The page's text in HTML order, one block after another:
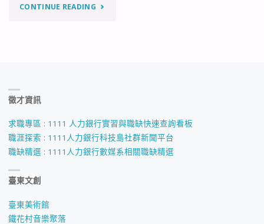
CONTINUE READING"【徵
大
使
徵才資訊
求職專區 : 1111 人力銀行實習與職缺快速查詢看板
職涯探索 : 1111人力銀行科技島社群新聞平台
職缺精選 : 1111人力銀行數媒系相關職缺精選
臺東文創
臺東美術館
鐵花村音樂聚落